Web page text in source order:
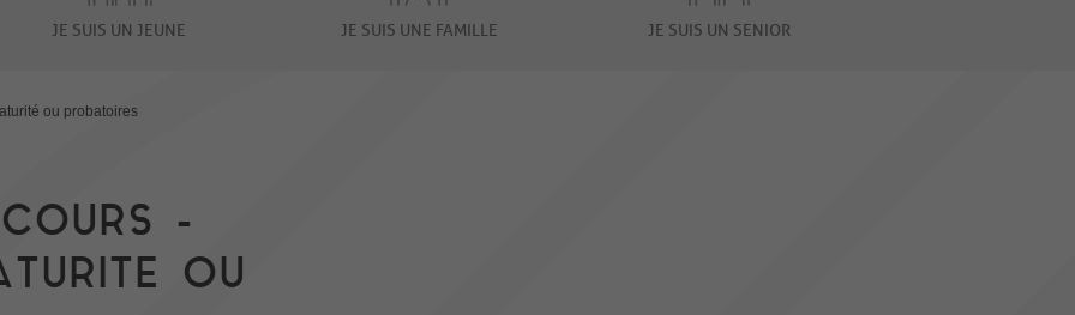
JE SUIS UN JEUNE JE SUIS UNE FAMILLE JE SUIS UN SENIOR
ou probatoires
-
OU